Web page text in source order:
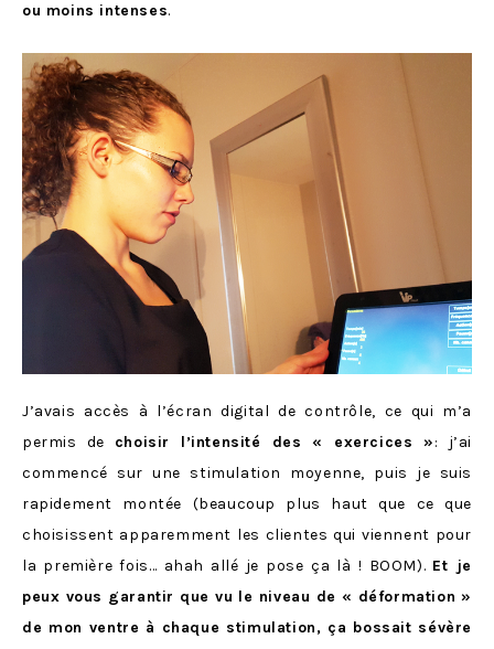
ou moins intenses.
J’avais accès à l’écran digital de contrôle, ce qui m’a
permis de choisir l’intensité des « exercices »: j’ai
commencé sur une stimulation moyenne, puis je suis
rapidement montée (beaucoup plus haut que ce que
choisissent apparemment les clientes qui viennent pour
la première fois… ahah allé je pose ça là ! BOOM). Et je
peux vous garantir que vu le niveau de « déformation »
de mon ventre à chaque stimulation, ça bossait sévère